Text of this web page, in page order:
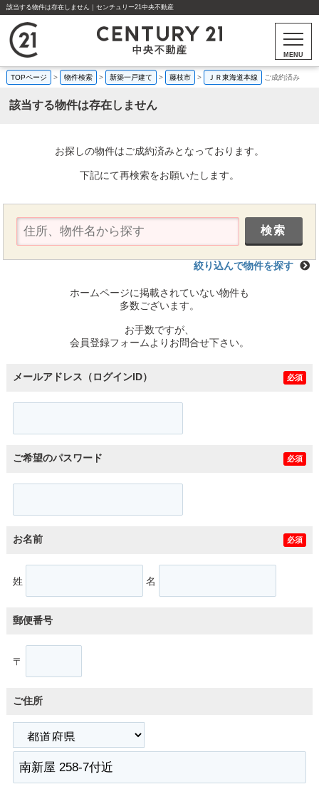
該当する物件は存在しません｜センチュリー21中央不動産
MENU
TOPページ > 物件検索 > 新築一戸建て > 藤枝市 > ＪＲ東海道本線 ご成約済み
該当する物件は存在しません
お探しの物件はご成約済みとなっております。
下記にて再検索をお願いたします。
絞り込んで物件を探す
ホームページに掲載されていない物件も
多数ございます。
お手数ですが、
会員登録フォームよりお問合せ下さい。
メールアドレス（ログインID） 必須
ご希望のパスワード 必須
お名前 必須
姓 名
郵便番号
〒
ご住所